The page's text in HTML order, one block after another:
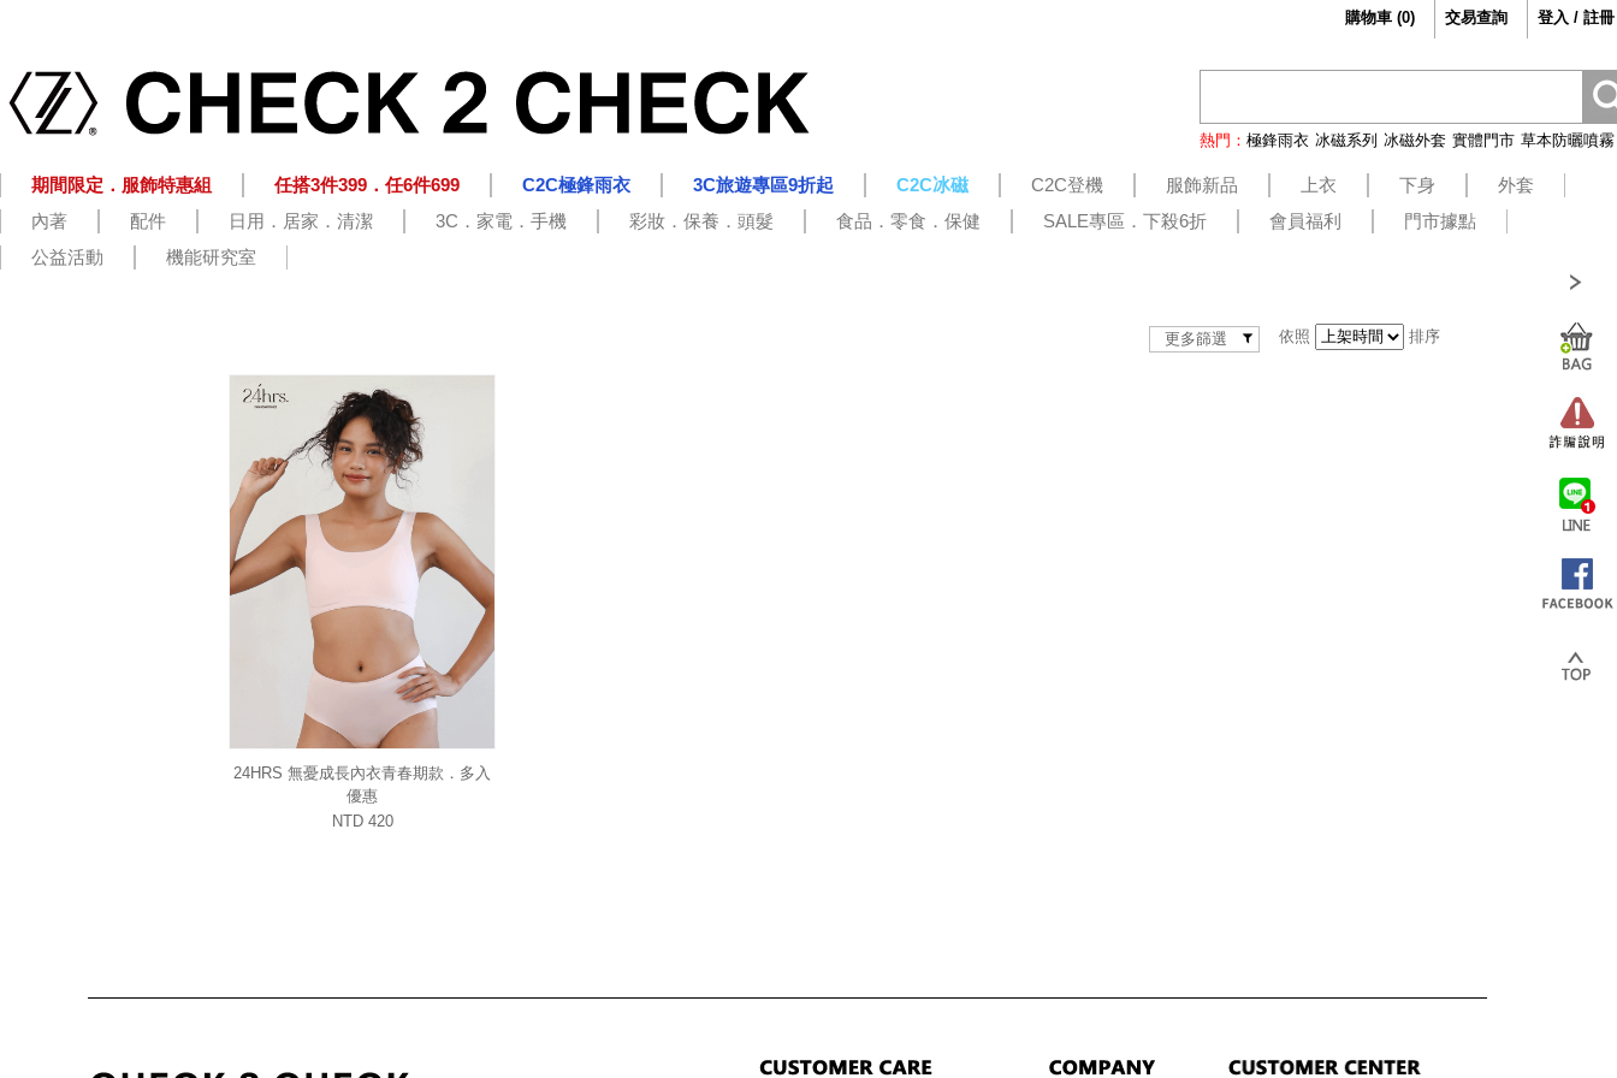
熱門： 極鋒雨衣 冰磁系列 冰磁外套 實體門市 草本防曬噴霧
期間限定．服飾特惠組 任搭3件399．任6件699 C2C極鋒雨衣 3C旅遊專區9折起 C2C冰磁 C2C登機 服飾新品 上衣 下身
外套
內著
配件 日用．居家．清潔 3C．家電．手機 彩妝．保養．頭髮 食品．零食．保健 SALE專區．下殺6折 會員福利
門市據點
公益活動
機能研究室
購物車 (0) 交易查詢 登入 / 註冊
更多篩選 依照 排序
24HRS 無憂成長內衣青春期款．多入
優惠
NTD 420